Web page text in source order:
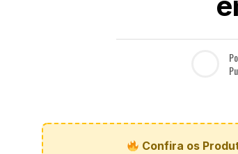
Confira os